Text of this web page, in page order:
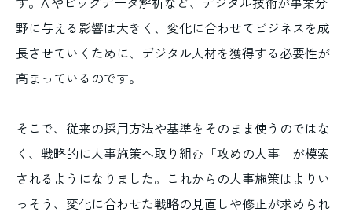
野に与える影響は大きく、変化に合わせてビジネスを成
長させていくために、デジタル人材を獲得する必要性が
高まっているのです。
そこで、従来の採用方法や基準をそのまま使うのではな
く、戦略的に人事施策へ取り組む「攻めの人事」が模索
されるようになりました。これからの人事施策はよりい
っそう、変化に合わせた戦略の見直しや修正が求められ